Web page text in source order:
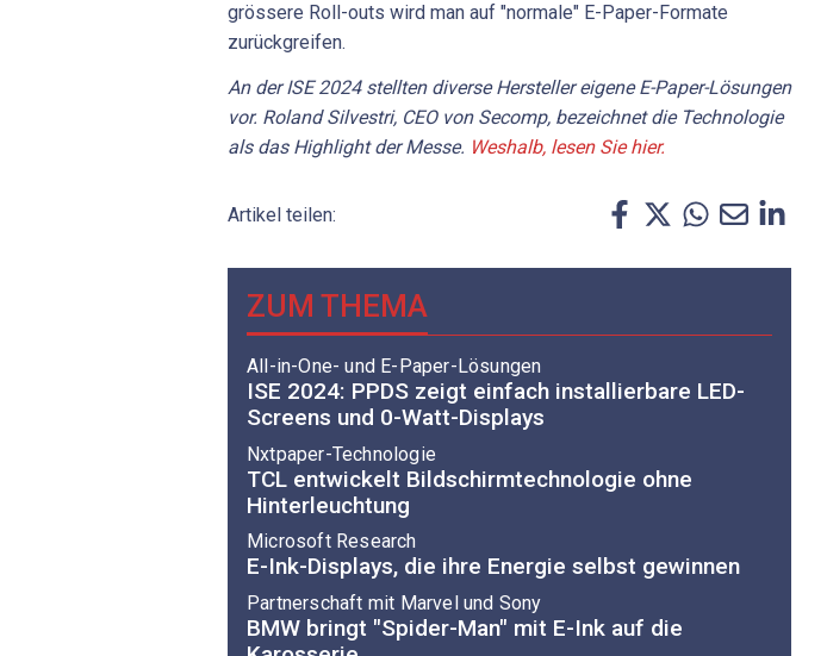
grössere Roll-outs wird man auf "normale" E-Paper-Formate
zurückgreifen.
An der ISE 2024 stellten diverse Hersteller eigene E-Paper-Lösungen
vor. Roland Silvestri, CEO von Secomp, bezeichnet die Technologie
als das Highlight der Messe. Weshalb, lesen Sie hier.
Artikel teilen:
ZUM THEMA
All-in-One- und E-Paper-Lösungen
ISE 2024: PPDS zeigt einfach installierbare LED-
Screens und 0-Watt-Displays
Nxtpaper-Technologie
TCL entwickelt Bildschirmtechnologie ohne
Hinterleuchtung
Microsoft Research
E-Ink-Displays, die ihre Energie selbst gewinnen
Partnerschaft mit Marvel und Sony
BMW bringt "Spider-Man" mit E-Ink auf die